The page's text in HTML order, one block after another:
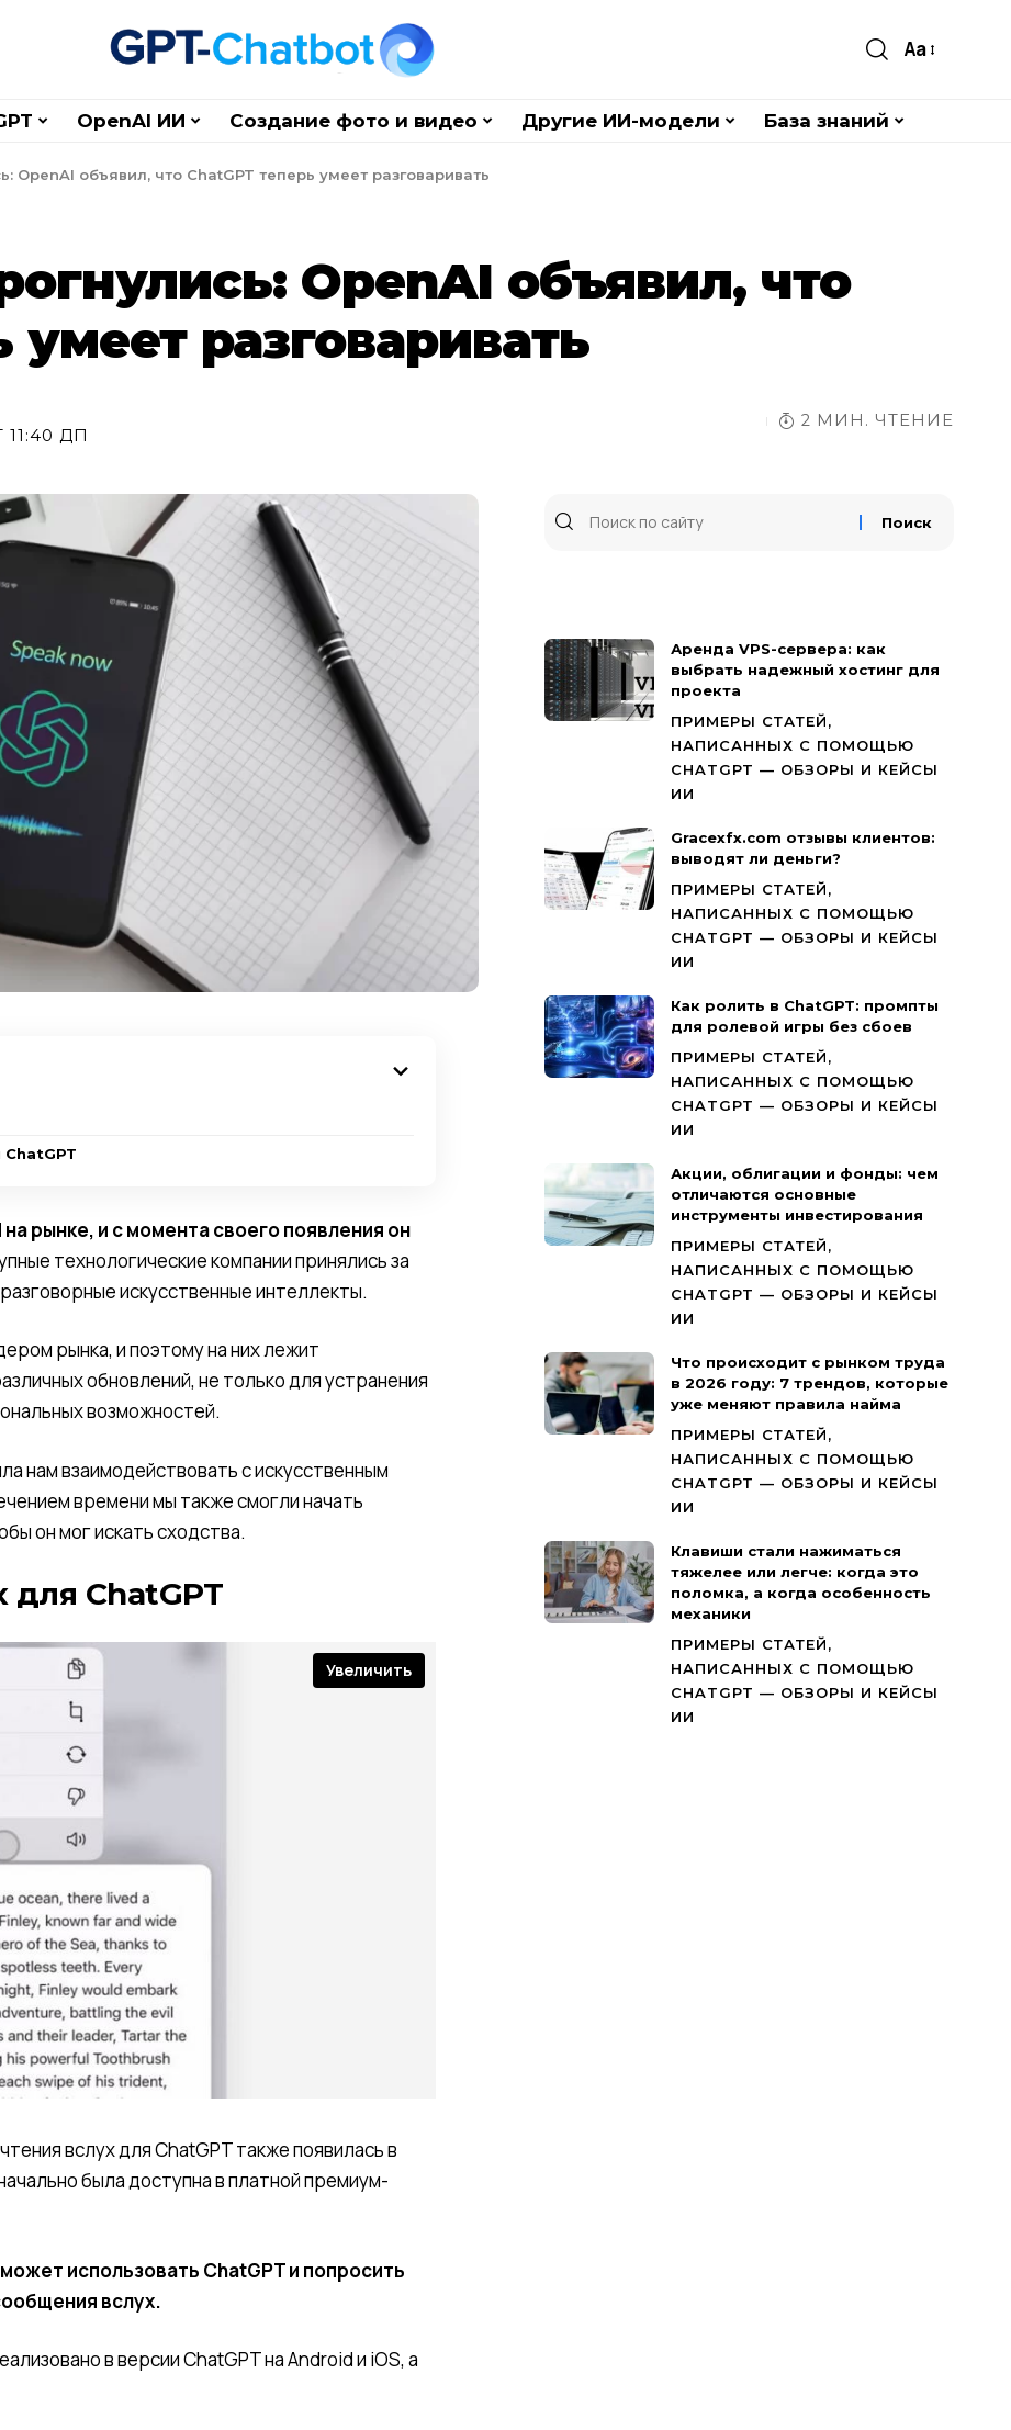
Aa
OpenAI ИИ Создание фото и видео Другие ИИ-модели База знаний
OpenAI объявил, что ChatGPT теперь умеет разговаривать
OpenAI объявил, что
умеет разговаривать
ДП
2 МИН. ЧТЕНИЕ
рынке, и с момента своего появления он
технологические компании принялись за
искусственные интеллекты.
рынка, и поэтому на них лежит
обновлений, не только для устранения
возможностей.
нам взаимодействовать с искусственным
времени мы также смогли начать
он мог искать сходства.
ChatGPT
Увеличить
вслух для ChatGPT также появилась в
была доступна в платной премиум-
использовать ChatGPT и попросить
вслух.
в версии ChatGPT на Android и iOS, а
Аренда VPS-сервера: как
выбрать надежный хостинг для
проекта
ПРИМЕРЫ СТАТЕЙ,
НАПИСАННЫХ С ПОМОЩЬЮ
CHATGPT — ОБЗОРЫ И КЕЙСЫ
ИИ
Gracexfx.com отзывы клиентов:
выводят ли деньги?
ПРИМЕРЫ СТАТЕЙ,
НАПИСАННЫХ С ПОМОЩЬЮ
CHATGPT — ОБЗОРЫ И КЕЙСЫ
ИИ
Как ролить в ChatGPT: промпты
для ролевой игры без сбоев
ПРИМЕРЫ СТАТЕЙ,
НАПИСАННЫХ С ПОМОЩЬЮ
CHATGPT — ОБЗОРЫ И КЕЙСЫ
ИИ
Акции, облигации и фонды: чем
отличаются основные
инструменты инвестирования
ПРИМЕРЫ СТАТЕЙ,
НАПИСАННЫХ С ПОМОЩЬЮ
CHATGPT — ОБЗОРЫ И КЕЙСЫ
ИИ
Что происходит с рынком труда
в 2026 году: 7 трендов, которые
уже меняют правила найма
ПРИМЕРЫ СТАТЕЙ,
НАПИСАННЫХ С ПОМОЩЬЮ
CHATGPT — ОБЗОРЫ И КЕЙСЫ
ИИ
Клавиши стали нажиматься
тяжелее или легче: когда это
поломка, а когда особенность
механики
ПРИМЕРЫ СТАТЕЙ,
НАПИСАННЫХ С ПОМОЩЬЮ
CHATGPT — ОБЗОРЫ И КЕЙСЫ
ИИ